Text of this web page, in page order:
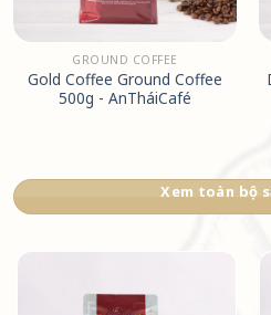
GROUND COFFEE
Gold Coffee Ground Coffee
500g - AnTháiCafé
Xem toàn bộ